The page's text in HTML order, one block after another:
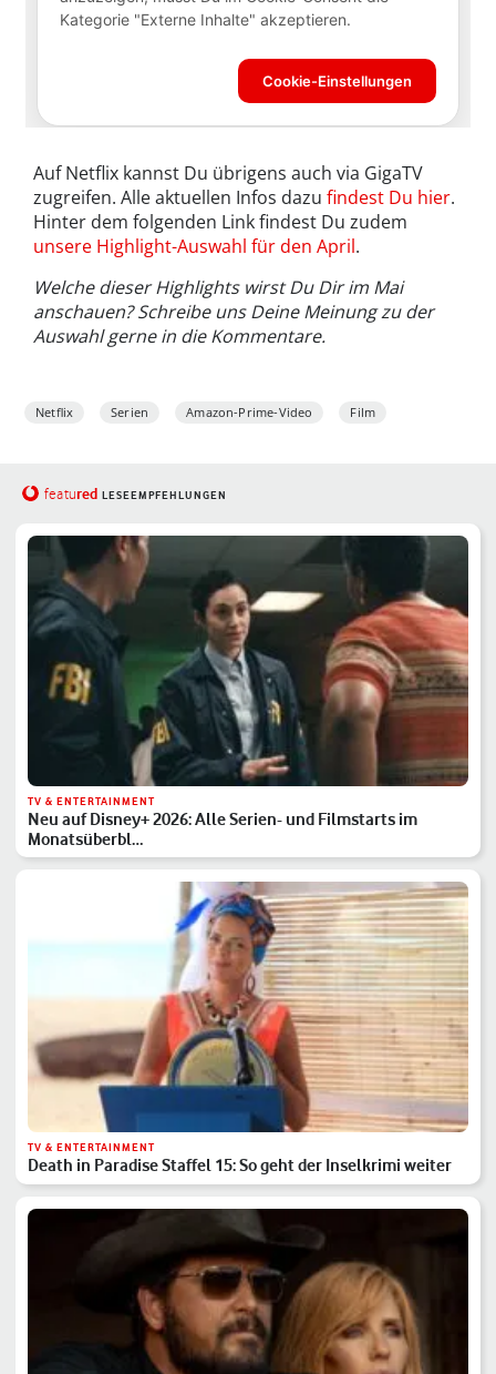
Auf Netflix kannst Du übrigens auch via GigaTV
zugreifen. Alle aktuellen Infos dazu findest Du hier.
Hinter dem folgenden Link findest Du zudem
unsere Highlight-Auswahl für den April.
Welche dieser Highlights wirst Du Dir im Mai
anschauen? Schreibe uns Deine Meinung zu der
Auswahl gerne in die Kommentare.
Netflix Serien Amazon-Prime-Video Film
featured LESEEMPFEHLUNGEN
TV & ENTERTAINMENT
Neu auf Disney+ 2026: Alle Serien- und Filmstarts im
Monatsüberbl…
TV & ENTERTAINMENT
Death in Paradise Staffel 15: So geht der Inselkrimi weiter